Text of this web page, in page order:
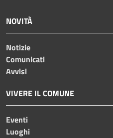
NOVITÀ
Notizie
Comunicati
Avvisi
VIVERE IL COMUNE
Eventi
Luoghi